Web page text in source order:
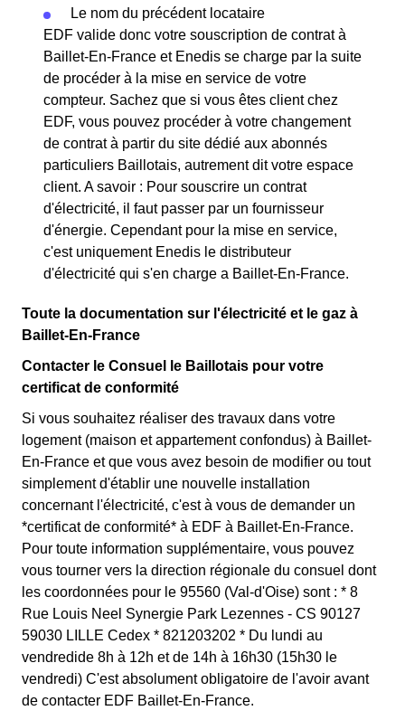
Le nom du précédent locataire
EDF valide donc votre souscription de contrat à
Baillet-En-France et Enedis se charge par la suite
de procéder à la mise en service de votre
compteur. Sachez que si vous êtes client chez
EDF, vous pouvez procéder à votre changement
de contrat à partir du site dédié aux abonnés
particuliers Baillotais, autrement dit votre espace
client. A savoir : Pour souscrire un contrat
d'électricité, il faut passer par un fournisseur
d'énergie. Cependant pour la mise en service,
c'est uniquement Enedis le distributeur
d'électricité qui s'en charge a Baillet-En-France.
Toute la documentation sur l'électricité et le gaz à
Baillet-En-France
Contacter le Consuel le Baillotais pour votre
certificat de conformité
Si vous souhaitez réaliser des travaux dans votre
logement (maison et appartement confondus) à Baillet-
En-France et que vous avez besoin de modifier ou tout
simplement d'établir une nouvelle installation
concernant l'électricité, c'est à vous de demander un
*certificat de conformité* à EDF à Baillet-En-France.
Pour toute information supplémentaire, vous pouvez
vous tourner vers la direction régionale du consuel dont
les coordonnées pour le 95560 (Val-d'Oise) sont : * 8
Rue Louis Neel Synergie Park Lezennes - CS 90127
59030 LILLE Cedex * 821203202 * Du lundi au
vendredide 8h à 12h et de 14h à 16h30 (15h30 le
vendredi) C'est absolument obligatoire de l'avoir avant
de contacter EDF Baillet-En-France.